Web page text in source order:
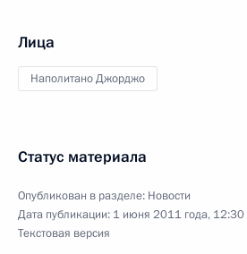
Лица
Наполитано Джорджо
Статус материала
Опубликован в разделе: Новости
Дата публикации: 1 июня 2011 года, 12:30
Текстовая версия